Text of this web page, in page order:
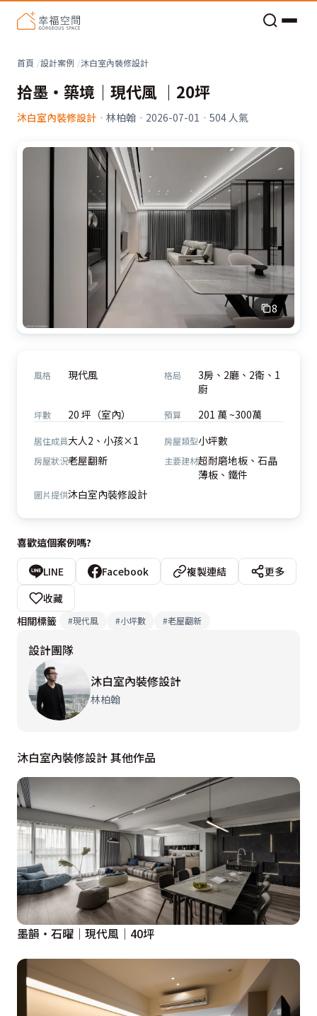
首頁 設計案例 沐白室內裝修設計
拾墨・築境｜現代風 ｜20坪
沐白室內裝修設計 · 林柏翰 · 2026-07-01 · 504人氣
8
風格 現代風 格局
3房、2廳、2衛、1
廚
坪數 20 坪（室內） 預算 201 萬 ~300萬
居住成員大人2、小孩×1 房屋類型小坪數
房屋狀況老屋翻新 主要建材超耐磨地板、石晶
薄板、鐵件
圖片提供沐白室內裝修設計
喜歡這個案例嗎?
LINE Facebook 複製連結
更多
收藏
相關標籤
#現代風 #小坪數 #老屋翻新
設計團隊
沐白室內裝修設計
林柏翰
沐白室內裝修設計 其他作品
墨韻・石曜│現代風│40坪